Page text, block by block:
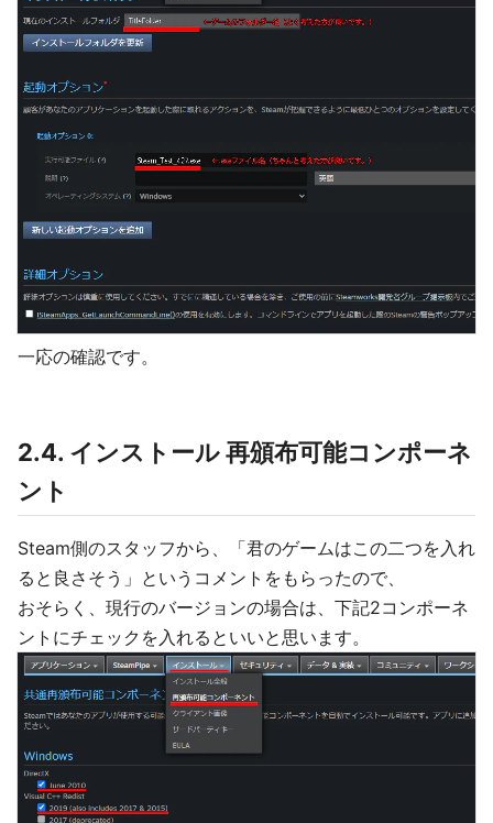
一応の確認です。
2.4. インストール 再頒布可能コンポーネ
ント
Steam側のスタッフから、「君のゲームはこの二つを入れ
ると良さそう」というコメントをもらったので、
おそらく、現行のバージョンの場合は、下記2コンポーネ
ントにチェックを入れるといいと思います。